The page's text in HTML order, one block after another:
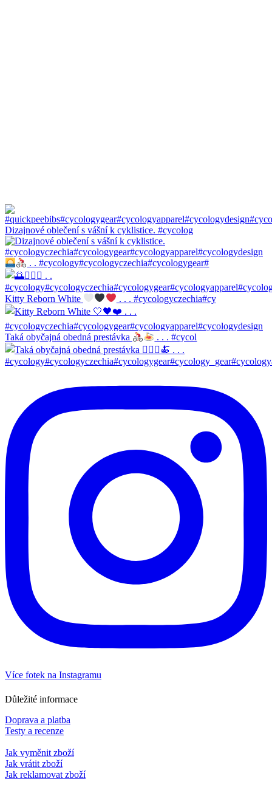
Dizajnové oblečení s vášní k cyklistice. #cycolog
. . #cycology#cycologyczechia#cycologygear#
Kitty Reborn White . . . #cycologyczechia#cy
Taká obyčajná obedná prestávka . . . #cycol
Více fotek na Instagramu
Důležité informace
Doprava a platba
Testy a recenze
Jak vyměnit zboží
Jak vrátit zboží
Jak reklamovat zboží